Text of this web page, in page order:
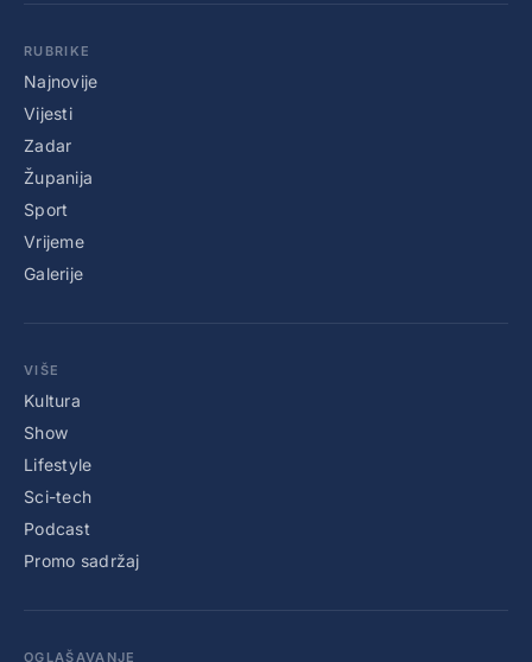
RUBRIKE
Najnovije
Vijesti
Zadar
Županija
Sport
Vrijeme
Galerije
VIŠE
Kultura
Show
Lifestyle
Sci-tech
Podcast
Promo sadržaj
OGLAŠAVANJE